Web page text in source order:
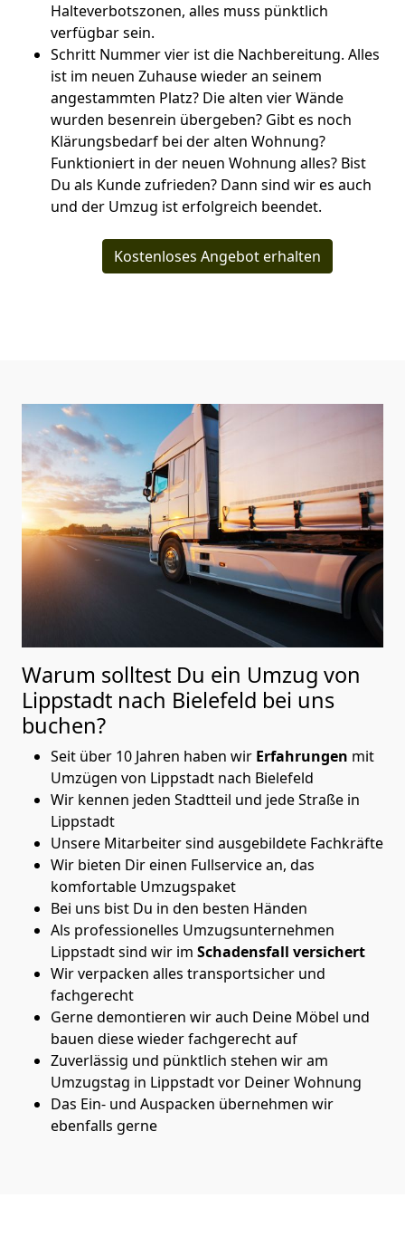
Halteverbotszonen, alles muss pünktlich
verfügbar sein.
Schritt Nummer vier ist die Nachbereitung. Alles
ist im neuen Zuhause wieder an seinem
angestammten Platz? Die alten vier Wände
wurden besenrein übergeben? Gibt es noch
Klärungsbedarf bei der alten Wohnung?
Funktioniert in der neuen Wohnung alles? Bist
Du als Kunde zufrieden? Dann sind wir es auch
und der Umzug ist erfolgreich beendet.
Kostenloses Angebot erhalten
Warum solltest Du ein Umzug von
Lippstadt nach Bielefeld bei uns
buchen?
Seit über 10 Jahren haben wir Erfahrungen mit
Umzügen von Lippstadt nach Bielefeld
Wir kennen jeden Stadtteil und jede Straße in
Lippstadt
Unsere Mitarbeiter sind ausgebildete Fachkräfte
Wir bieten Dir einen Fullservice an, das
komfortable Umzugspaket
Bei uns bist Du in den besten Händen
Als professionelles Umzugsunternehmen
Lippstadt sind wir im Schadensfall versichert
Wir verpacken alles transportsicher und
fachgerecht
Gerne demontieren wir auch Deine Möbel und
bauen diese wieder fachgerecht auf
Zuverlässig und pünktlich stehen wir am
Umzugstag in Lippstadt vor Deiner Wohnung
Das Ein- und Auspacken übernehmen wir
ebenfalls gerne